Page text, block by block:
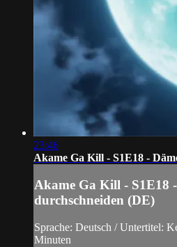
23:46
Akame Ga Kill - S1E18 -
Akame Ga Kill - S1E18
durchschneiden (DE)
Sprache: Deutsch / Untertitel:
Minuten